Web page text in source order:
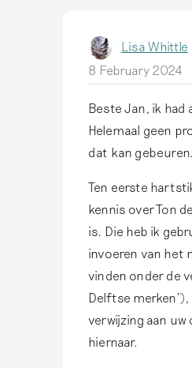
Lisa Whittle
8 February 2024
e
p
l
y
t
o
B
e
Beste Jan, ik had
Helemaal geen
dat kan gebeuren.
Ten eerste
kennis over Ton
is. Die heb ik
invoeren van het
vinden onder de
Delftse
verwijzing aan uw
hiernaar.